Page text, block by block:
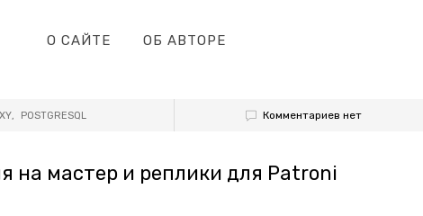
О САЙТЕ ОБ АВТОРЕ
, POSTGRESQL Комментариев нет
на мастер и реплики для Patroni